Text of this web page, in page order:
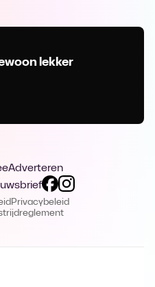
lekker
Adverteren
Privacybeleid